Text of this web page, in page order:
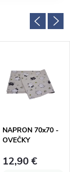
NAPRON 70x70 -
OVEČKY
12,90 €